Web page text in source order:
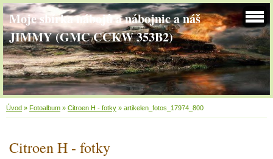
Moje sbírka nábojů a nábojnic a náš
JIMMY (GMC CCKW 353B2)
Úvod » Fotoalbum » Citroen H - fotky » artikelen_fotos_17974_800
Citroen H - fotky